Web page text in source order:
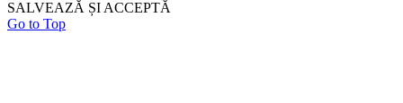
SALVEAZĂ ȘI ACCEPTĂ
Go to Top